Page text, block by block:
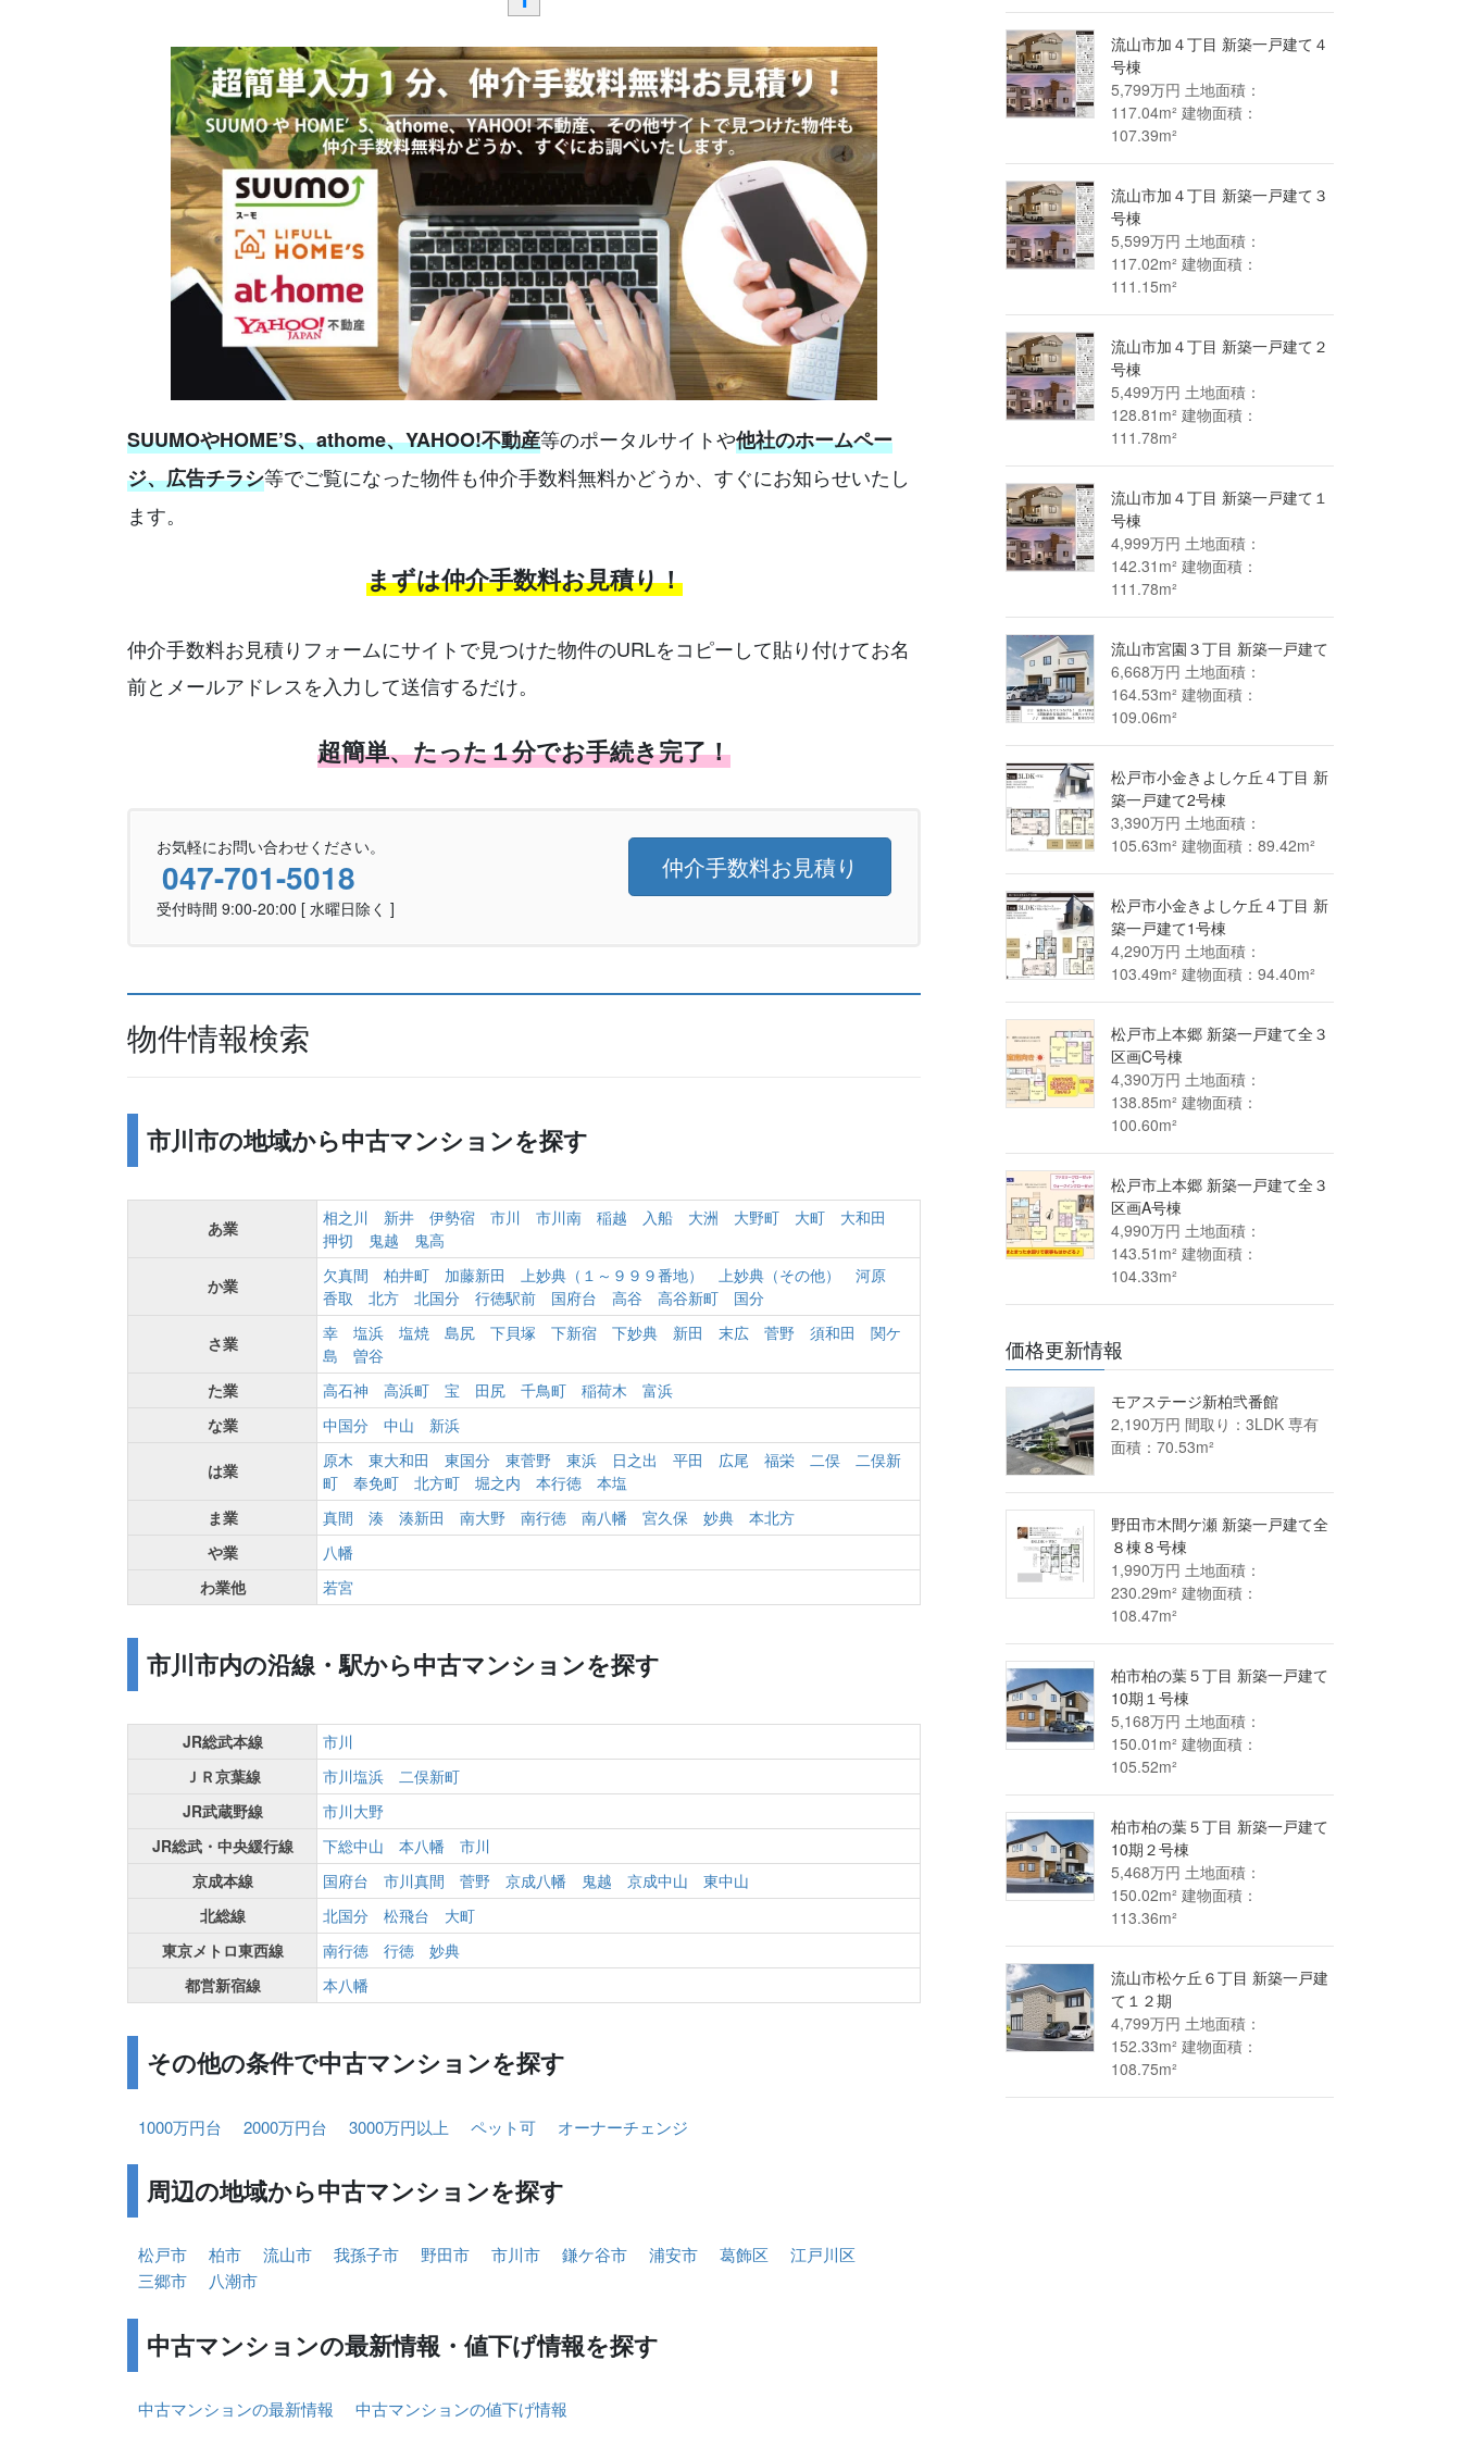
SUUMOやHOME’S、athome、YAHOO!不動産等のポータルサイトや他社のホームペー
ジ、広告チラシ等でご覧になった物件も仲介手数料無料かどうか、すぐにお知らせいたし
ます。
まずは仲介手数料お見積り！
仲介手数料お見積りフォームにサイトで見つけた物件のURLをコピーして貼り付けてお名
前とメールアドレスを入力して送信するだけ。
超簡単、たった１分でお手続き完了！
お気軽にお問い合わせください。
047-701-5018
受付時間 9:00-20:00 [ 水曜日除く ]
仲介手数料お見積り
物件情報検索
市川市の地域から中古マンションを探す
あ業 相之川 新井 伊勢宿 市川 市川南 稲越 入船 大洲 大野町 大町
大和田
押切
鬼越 鬼高
か業 欠真間 柏井町 加藤新田 上妙典（１～９９９番地） 上妙典（その他）
河原
香取
北方 北国分 行徳駅前 国府台 高谷 高谷新町 国分
さ業 幸 塩浜 塩焼 島尻 下貝塚 下新宿 下妙典 新田 末広 菅野 須和田
関ケ
島
曽谷
た業
高石神 高浜町 宝 田尻 千鳥町 稲荷木
富浜
な業
中国分 中山 新浜
は業 原木 東大和田 東国分 東菅野 東浜 日之出 平田 広尾 福栄 二俣
二俣新
町
奉免町 北方町 堀之内 本行徳
本塩
ま業
真間 湊 湊新田 南大野 南行徳 南八幡 宮久保 妙典
本北方
や業
八幡
わ業他
若宮
市川市内の沿線・駅から中古マンションを探す
JR総武本線
市川
ＪＲ京葉線
市川塩浜
二俣新町
JR武蔵野線
市川大野
JR総武・中央緩行線
下総中山 本八幡
市川
京成本線
国府台 市川真間 菅野 京成八幡 鬼越 京成中山
東中山
北総線
北国分 松飛台
大町
東京メトロ東西線
南行徳 行徳
妙典
都営新宿線
本八幡
その他の条件で中古マンションを探す
1000万円台 2000万円台 3000万円以上 ペット可 オーナーチェンジ
周辺の地域から中古マンションを探す
松戸市 柏市 流山市 我孫子市 野田市 市川市 鎌ケ谷市 浦安市 葛飾区
江戸川区
三郷市
八潮市
中古マンションの最新情報・値下げ情報を探す
中古マンションの最新情報 中古マンションの値下げ情報
流山市加４丁目 新築一戸建て４
号棟
5,799万円 土地面積：
117.04m² 建物面積：
107.39m²
流山市加４丁目 新築一戸建て３
号棟
5,599万円 土地面積：
117.02m² 建物面積：
111.15m²
流山市加４丁目 新築一戸建て２
号棟
5,499万円 土地面積：
128.81m² 建物面積：
111.78m²
流山市加４丁目 新築一戸建て１
号棟
4,999万円 土地面積：
142.31m² 建物面積：
111.78m²
流山市宮園３丁目 新築一戸建て
6,668万円 土地面積：
164.53m² 建物面積：
109.06m²
松戸市小金きよしケ丘４丁目 新
築一戸建て2号棟
3,390万円 土地面積：
105.63m² 建物面積：89.42m²
松戸市小金きよしケ丘４丁目 新
築一戸建て1号棟
4,290万円 土地面積：
103.49m² 建物面積：94.40m²
松戸市上本郷 新築一戸建て全３
区画C号棟
4,390万円 土地面積：
138.85m² 建物面積：
100.60m²
松戸市上本郷 新築一戸建て全３
区画A号棟
4,990万円 土地面積：
143.51m² 建物面積：
104.33m²
価格更新情報
モアステージ新柏弐番館
2,190万円 間取り：3LDK 専有
面積：70.53m²
野田市木間ケ瀬 新築一戸建て全
８棟８号棟
1,990万円 土地面積：
230.29m² 建物面積：
108.47m²
柏市柏の葉５丁目 新築一戸建て
10期１号棟
5,168万円 土地面積：
150.01m² 建物面積：
105.52m²
柏市柏の葉５丁目 新築一戸建て
10期２号棟
5,468万円 土地面積：
150.02m² 建物面積：
113.36m²
流山市松ケ丘６丁目 新築一戸建
て１２期
4,799万円 土地面積：
152.33m² 建物面積：
108.75m²